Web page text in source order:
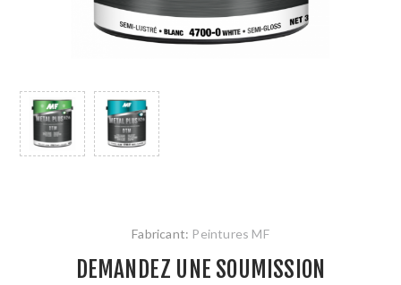
Fabricant: Peintures MF
DEMANDEZ UNE SOUMISSION